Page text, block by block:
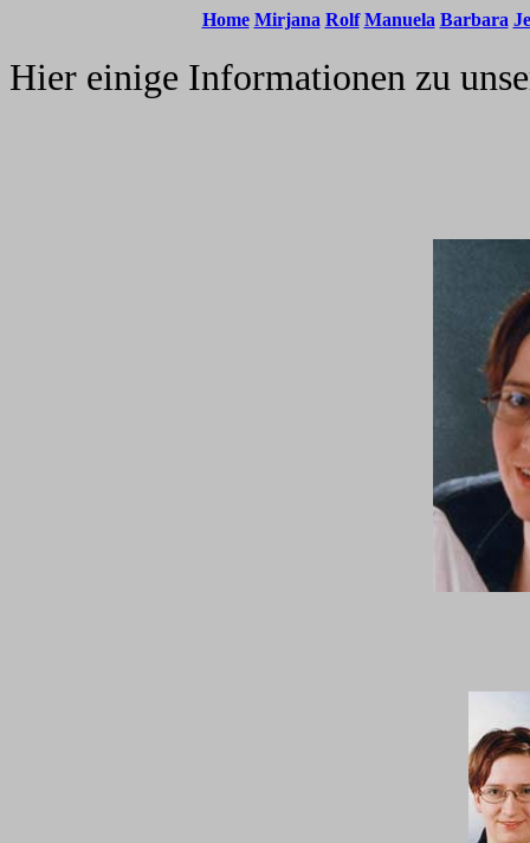
Home Mirjana Rolf Manuela Barbara
Hier einige Informationen zu